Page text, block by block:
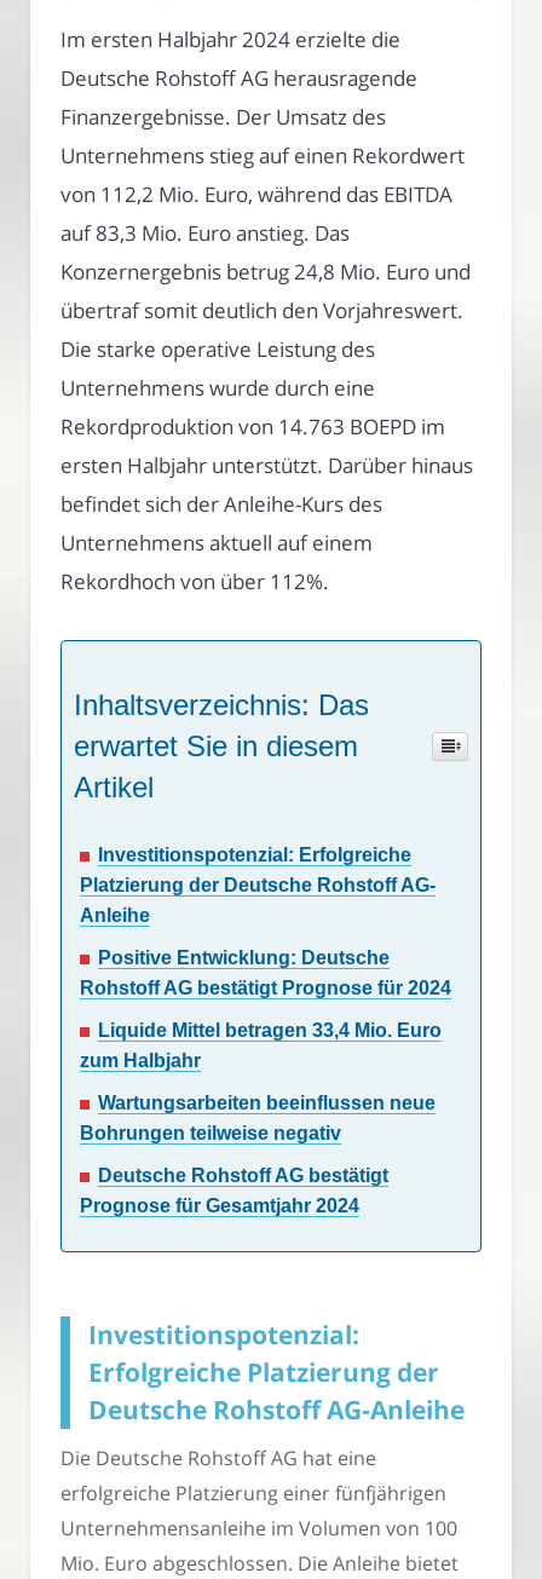
Im ersten Halbjahr 2024 erzielte die
Deutsche Rohstoff AG herausragende
Finanzergebnisse. Der Umsatz des
Unternehmens stieg auf einen Rekordwert
von 112,2 Mio. Euro, während das EBITDA
auf 83,3 Mio. Euro anstieg. Das
Konzernergebnis betrug 24,8 Mio. Euro und
übertraf somit deutlich den Vorjahreswert.
Die starke operative Leistung des
Unternehmens wurde durch eine
Rekordproduktion von 14.763 BOEPD im
ersten Halbjahr unterstützt. Darüber hinaus
befindet sich der Anleihe-Kurs des
Unternehmens aktuell auf einem
Rekordhoch von über 112%.
Inhaltsverzeichnis: Das
erwartet Sie in diesem
Artikel
Investitionspotenzial: Erfolgreiche
Platzierung der Deutsche Rohstoff AG-
Anleihe
Positive Entwicklung: Deutsche
Rohstoff AG bestätigt Prognose für 2024
Liquide Mittel betragen 33,4 Mio. Euro
zum Halbjahr
Wartungsarbeiten beeinflussen neue
Bohrungen teilweise negativ
Deutsche Rohstoff AG bestätigt
Prognose für Gesamtjahr 2024
Investitionspotenzial:
Erfolgreiche Platzierung der
Deutsche Rohstoff AG-Anleihe
Die Deutsche Rohstoff AG hat eine
erfolgreiche Platzierung einer fünfjährigen
Unternehmensanleihe im Volumen von 100
Mio. Euro abgeschlossen. Die Anleihe bietet